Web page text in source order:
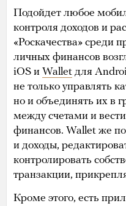
Подойдет любое
контроля доходов и
«Роскачества» среди
личных финансов
iOS и Wallet для
не только управлять
но и объединять их в
между счетами и
финансов. Wallet же
и доходы,
контролировать
транзакции,
Кроме этого, есть